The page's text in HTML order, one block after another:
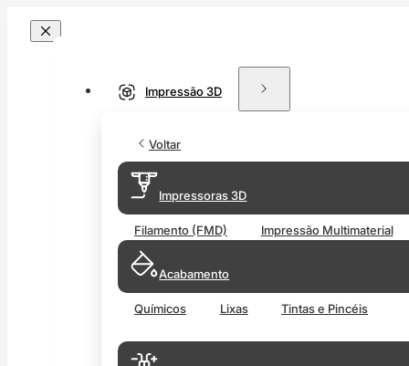
Impressão 3D
Voltar
Impressoras 3D
Filamento (FMD) Impressão Multimaterial
Acabamento
Químicos Lixas Tintas e Pincéis